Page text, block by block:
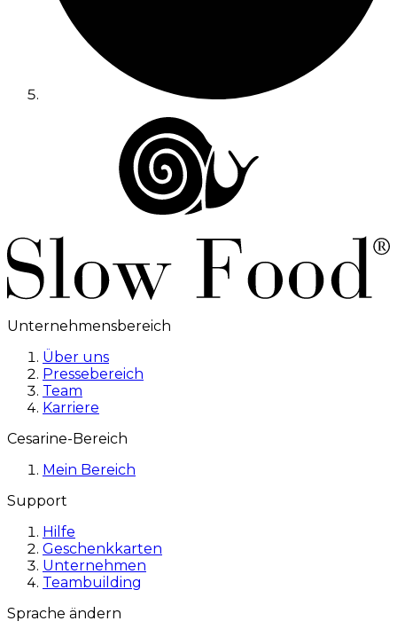
Unternehmensbereich
Über uns
Pressebereich
Team
Karriere
Cesarine-Bereich
Mein Bereich
Support
Hilfe
Geschenkkarten
Unternehmen
Teambuilding
Sprache ändern